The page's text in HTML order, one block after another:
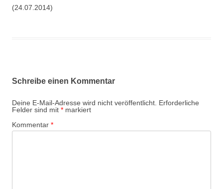
(24.07.2014)
Schreibe einen Kommentar
Deine E-Mail-Adresse wird nicht veröffentlicht. Erforderliche
Felder sind mit * markiert
Kommentar *